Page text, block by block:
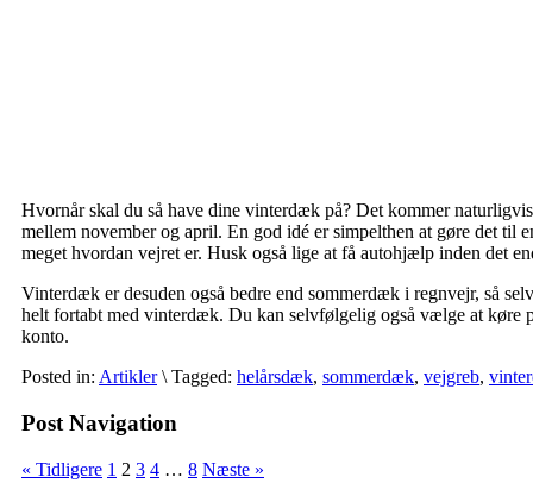
Hvornår skal du så have dine vinterdæk på? Det kommer
mellem november og april. En god idé er simpelthen at gøre det til
meget hvordan vejret er. Husk også lige at få autohjælp inden det
Vinterdæk er desuden også bedre end sommerdæk i regnvejr, så
helt fortabt med vinterdæk. Du kan selvfølgelig også vælge at køre
konto.
Posted in: Artikler\ Tagged: helårsdæk, sommerdæk, vejgreb,
Post Navigation
« Tidligere 1 2 3 4 … 8 Næste »